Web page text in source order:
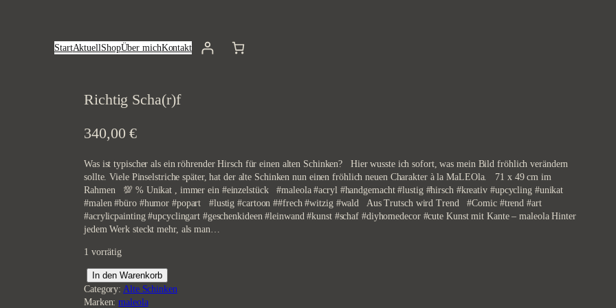
StartAktuellShopÜber michKontakt
Richtig Scha(r)f
340,00€
Was ist typischer als ein röhrender Hirsch für einen alten Schinken? Hier wusste ich sofort, was mein Bild fröhlich verändern
sollte. Viele Pinselstriche später, hat der alte Schinken nun einen fröhlich neuen Charakter à la MaLEOla. 71 x 49 cm im
Rahmen 💯 % Unikat , immer ein #einzelstück #maleola #acryl #handgemacht #lustig #hirsch #kreativ #upcycling #unikat
#malen #büro #humor #popart #lustig #cartoon ##frech #witzig #wald Aus Trutsch wird Trend #Comic #trend #art
#acrylicpainting #upcyclingart #geschenkideen #leinwand #kunst #schaf #diyhomedecor #cute Kunst mit Kante – maleola Hinter
jedem Werk steckt mehr, als man…
1 vorrätig
i
c
In den Warenkorb
Category:Alte Schinken
Marken:maleola